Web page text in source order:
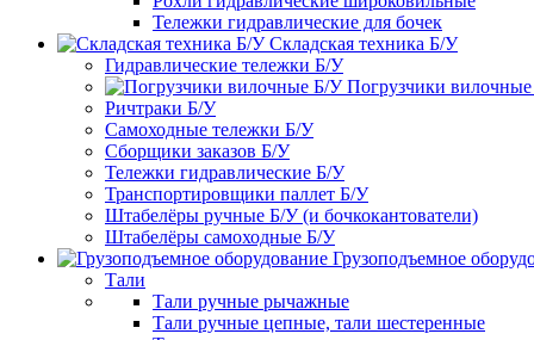
Тележки гидравлические для бочек
Складская техника Б/У
Гидравлические тележки Б/У
Погрузчики
Ричтраки Б/У
Самоходные тележки Б/У
Сборщики заказов Б/У
Тележки гидравлические Б/У
Транспортировщики паллет Б/У
Штабелёры ручные Б/У (и бочкокантователи)
Штабелёры самоходные Б/У
Грузоподъемное
Тали
Тали ручные рычажные
Тали ручные цепные, тали шестеренные